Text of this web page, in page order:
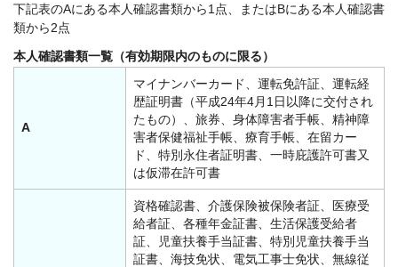
下記表のAにある本人確認書類から1点、またはBにある本人確認書
類から2点
本人確認書類一覧（有効期限内のものに限る）
A
マイナンバーカード、運転免許証、運転経
歴証明書（平成24年4月1日以降に交付され
たもの）、旅券、身体障害者手帳、精神障
害者保健福祉手帳、療育手帳、在留カー
ド、特別永住者証明書、一時庇護許可書又
は仮滞在許可書
資格確認書、介護保険被保険者証、医療受
給者証、各種年金証書、生活保護受給者
証、児童扶養手当証書、特別児童扶養手当
証書、海技免状、電気工事士免状、無線従